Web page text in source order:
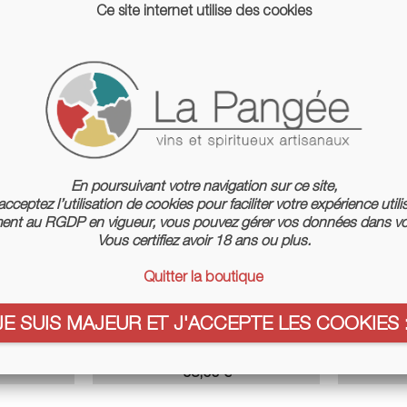
Trier par :
- Château
Armagnac Millésime 1996 - Château
De Léberon
Prix
98,00 €
Ce site internet utilise des cookies
En poursuivant votre navigation sur ce site,
l’utilisation de cookies pour faciliter votre expérience
au RGDP en vigueur, vous pouvez gérer vos données dans
Vous certifiez avoir 18 ans ou plus.
Quitter la boutique
SUIS MAJEUR ET J'ACCEPTE LES COOKIES